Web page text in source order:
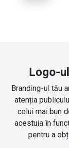
Logo-
Branding-ul tău
atenția
celui mai bun
acestuia în
pentru a